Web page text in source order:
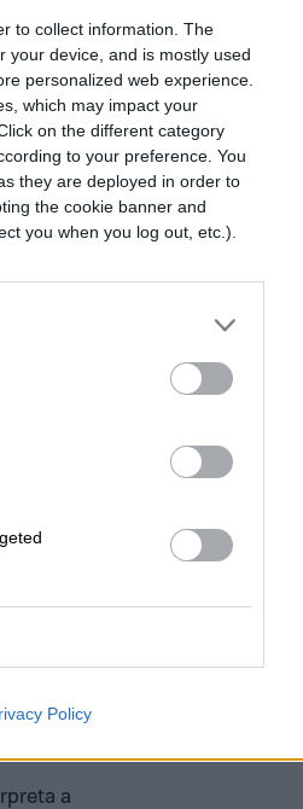
to collect information. The
your device, and is mostly used
personalized web experience.
which may impact your
on the different category
to your preference. You
they are deployed in order to
the cookie banner and
you when you log out, etc.).
Policy
como
como
Isabel
a